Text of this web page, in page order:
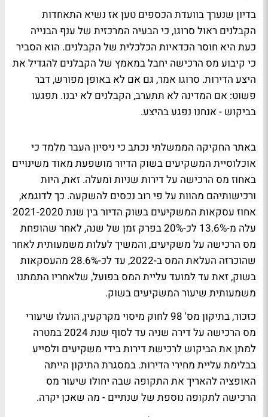
בדיון שנערך בוועדת הכספים טען אז נשיא התאחדות
הקבלנים ראול סרוגו, כי הבעיה המרכזית של ענף הבנייה
כעת היא חוסר הכדאיות הכלכלית של הקבלנים. הוא הסביר
כי קיבוע מס הרכישה יחבל במאמץ של הקבלנים להגדיל את
היצע הדירות. סרוגו אמר, גם אם לא באופן מפורש, דבר
פשוט: אם המדינה לא תתערב, הקבלנים לא יבנו. תפגעו
בביקוש - אנחנו נפגע בהיצע.
באתר החקיקה הממשלתי נכתב כי ניסיון העבר מלמד כי
אוכלוסיית המשקיעים בשוק הדיור מושפעת מאוד משינויים
באחוז מס הרכישה על דירות שניות ומעלה. זאת, היות
ורכישותיהם מהוות על פי רוב נכסים להשקעה. כך לדוגמא,
אחוז עסקאות המשקיעים בשוק הדיור בין שנת 2021-2020
עלה מ-13.6% לכ-20% בפרק זמן של שנה, לאחר שהופחת
מס הרכישה על משקיעים, והמשיך לעלות משמעותית לאחר
שהוכרזה העלאת המס ב-2022, עד לכ-28.6% מהעסקאות
בשוק, זאת עד למועד עליית המס בפועל, שלאחריו התמתנו
משמעותית שיעור המשקיעים בשוק.
כזכור, בתיקון מס' 98 לחוק מיסוי מקרקעין, הועלו שיעורי
מס הרכישה על דירה שניה עד לסוף שנת 2024 במטרה
למתן את הביקוש לרכישת דירות בידי משקיעים ולסייע
בבלימת עליית מחירי הדירות. במסגרת התיקון הייתה
האופציה להאריך את התקופה שבה יחולו שיעור מס
הרכישה לתקופה נוספת של שנתיים - מה שאכן יקרה.